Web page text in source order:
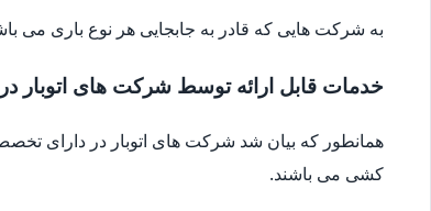
به شرکت هایی که قادر به جابجایی هر نوع باری می
خدمات قابل ارائه توسط شرکت های اتوبار
همانطور که بیان شد شرکت های اتوبار در دارای
کشی می باشند.